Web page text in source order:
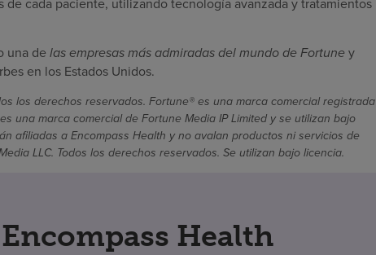
una de las empresas más admiradas del mundo de Fortune y
en los Estados Unidos.
los derechos reservados. Fortune® es una marca comercial registrada
una marca comercial de Fortune Media IP Limited y se utilizan bajo
afiliadas a Encompass Health y no avalan productos ni servicios de
LLC. Todos los derechos reservados. Se utilizan bajo licencia.
Health